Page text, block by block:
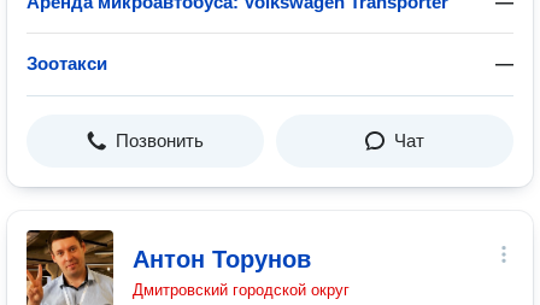
Зоотакси —
Позвонить Чат
Антон Торунов
Дмитровский городской округ